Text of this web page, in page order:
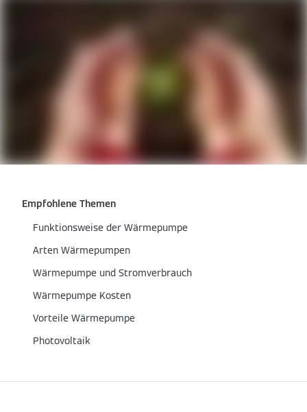
Empfohlene Themen
Funktionsweise der Wärmepumpe
Arten Wärmepumpen
Wärmepumpe und Stromverbrauch
Wärmepumpe Kosten
Vorteile Wärmepumpe
Photovoltaik